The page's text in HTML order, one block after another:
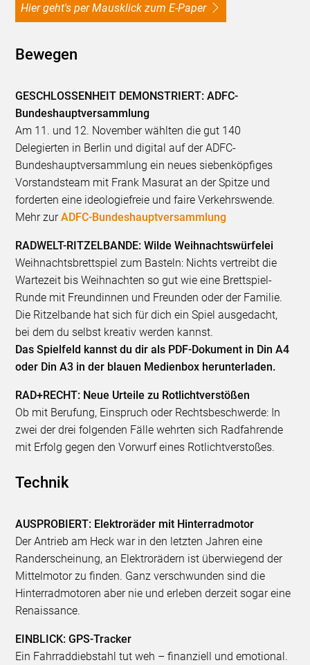
Hier geht's per Mausklick zum E-Paper
Bewegen
GESCHLOSSENHEIT DEMONSTRIERT: ADFC-
Bundeshauptversammlung
Am 11. und 12. November wählten die gut 140
Delegierten in Berlin und digital auf der ADFC-
Bundeshauptversammlung ein neues siebenköpfiges
Vorstandsteam mit Frank Masurat an der Spitze und
forderten eine ideologiefreie und faire Verkehrswende.
Mehr zurADFC-Bundeshauptversammlung
RADWELT-RITZELBANDE: Wilde Weihnachtswürfelei
Weihnachtsbrettspiel zum Basteln: Nichts vertreibt die
Wartezeit bis Weihnachten so gut wie eine Brettspiel-
Runde mit Freundinnen und Freunden oder der Familie.
Die Ritzelbande hat sich für dich ein Spiel ausgedacht,
bei dem du selbst kreativ werden kannst.
Das Spielfeld kannst du dir als PDF-Dokument in Din A4
oder Din A3 in der blauen Medienbox herunterladen.
RAD+RECHT: Neue Urteile zu Rotlichtverstößen
Ob mit Berufung, Einspruch oder Rechtsbeschwerde: In
zwei der drei folgenden Fälle wehrten sich Radfahrende
mit Erfolg gegen den Vorwurf eines Rotlichtverstoßes.
Technik
AUSPROBIERT: Elektroräder mit Hinterradmotor
Der Antrieb am Heck war in den letzten Jahren eine
Randerscheinung, an Elektrorädern ist überwiegend der
Mittelmotor zu finden. Ganz verschwunden sind die
Hinterradmotoren aber nie und erleben derzeit sogar eine
Renaissance.
EINBLICK: GPS-Tracker
Ein Fahrraddiebstahl tut weh – finanziell und emotional.